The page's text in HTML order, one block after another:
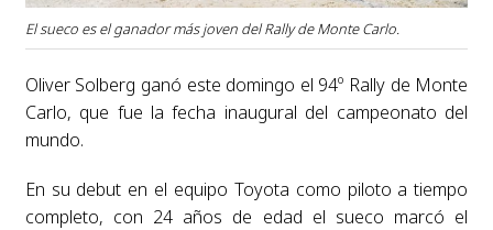
El sueco es el ganador más joven del Rally de Monte Carlo.
Oliver Solberg ganó este domingo el 94º Rally de Monte
Carlo, que fue la fecha inaugural del campeonato del
mundo.
En su debut en el equipo Toyota como piloto a tiempo
completo, con 24 años de edad el sueco marcó el